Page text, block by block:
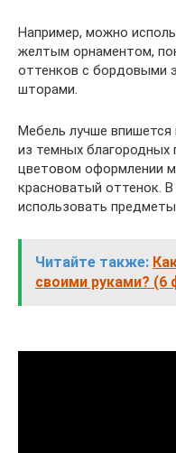
Например, можно
желтым орнаментом,
оттенков с бордовыми
шторами.
Мебель лучше впишется
из темных благородных
цветовом оформлении
красноватый оттенок.
использовать
Читайте также:
своими руками? (6